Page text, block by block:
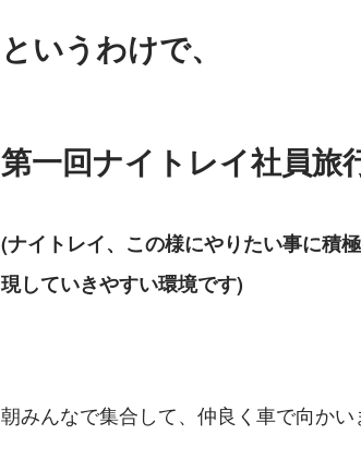
というわけで、
第一回ナイトレイ社員旅
(ナイトレイ、この様にやりたい事に積
現していきやすい環境です)
朝みんなで集合して、仲良く車で向かい